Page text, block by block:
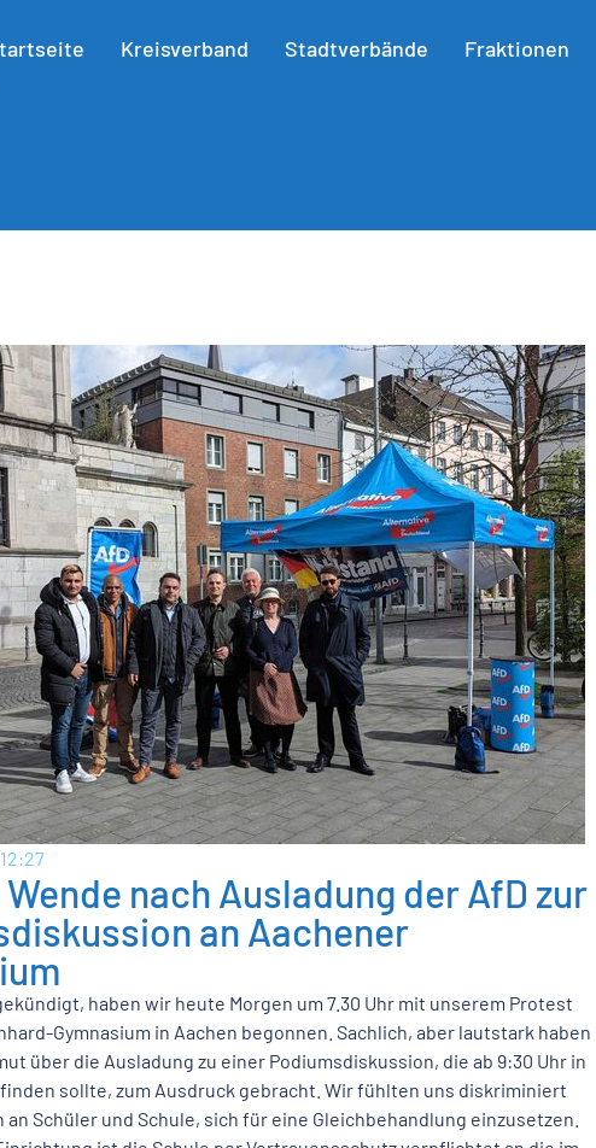
Kreisverband Stadtverbände Fraktionen
12:27
nach Ausladung der AfD zur
an Aachener
haben wir heute Morgen um 7.30 Uhr mit unserem Protest
Gymnasium in Aachen begonnen. Sachlich, aber lautstark haben
über die Ausladung zu einer Podiumsdiskussion, die ab 9:30 Uhr in
sollte, zum Ausdruck gebracht. Wir fühlten uns diskriminiert
Schüler und Schule, sich für eine Gleichbehandlung einzusetzen.